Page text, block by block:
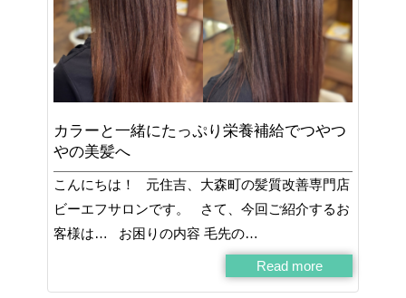
カラーと一緒にたっぷり栄養補給でつやつ
やの美髪へ
こんにちは！ 元住吉、大森町の髪質改善専門店
ビーエフサロンです。 さて、今回ご紹介するお
客様は… お困りの内容 毛先の…
Read more